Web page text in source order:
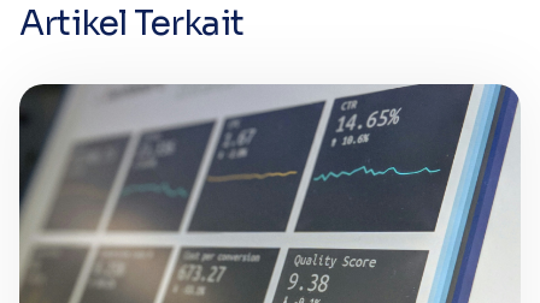
Artikel Terkait